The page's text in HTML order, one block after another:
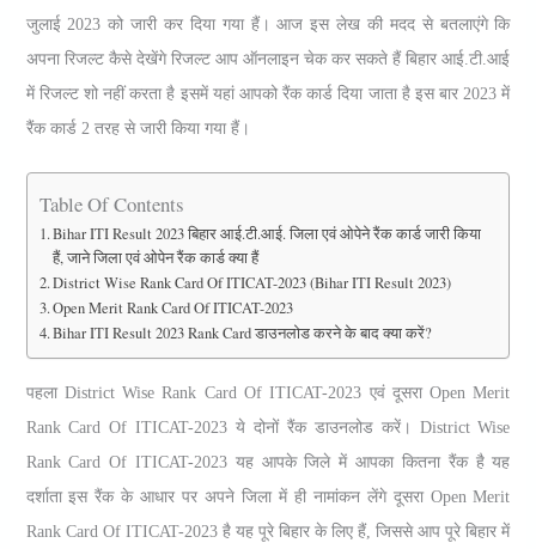
जुलाई 2023 को जारी कर दिया गया हैं। आज इस लेख की मदद से बतलाएंगे कि
अपना रिजल्ट कैसे देखेंगे रिजल्ट आप ऑनलाइन चेक कर सकते हैं बिहार आई.टी.आई
में रिजल्ट शो नहीं करता है इसमें यहां आपको रैंक कार्ड दिया जाता है इस बार 2023 में
रैंक कार्ड 2 तरह से जारी किया गया हैं।
Table Of Contents
Bihar ITI Result 2023 बिहार आई.टी.आई. जिला एवं ओपेने रैंक कार्ड जारी किया
हैं, जाने जिला एवं ओपेन रैंक कार्ड क्या हैं
District Wise Rank Card Of ITICAT-2023 (Bihar ITI Result 2023)
Open Merit Rank Card Of ITICAT-2023
Bihar ITI Result 2023 Rank Card डाउनलोड करने के बाद क्या करें?
पहला District Wise Rank Card Of ITICAT-2023 एवं दूसरा Open Merit
Rank Card Of ITICAT-2023 ये दोनों रैंक डाउनलोड करें। District Wise
Rank Card Of ITICAT-2023 यह आपके जिले में आपका कितना रैंक है यह
दर्शाता इस रैंक के आधार पर अपने जिला में ही नामांकन लेंगे दूसरा Open Merit
Rank Card Of ITICAT-2023 है यह पूरे बिहार के लिए हैं, जिससे आप पूरे बिहार में